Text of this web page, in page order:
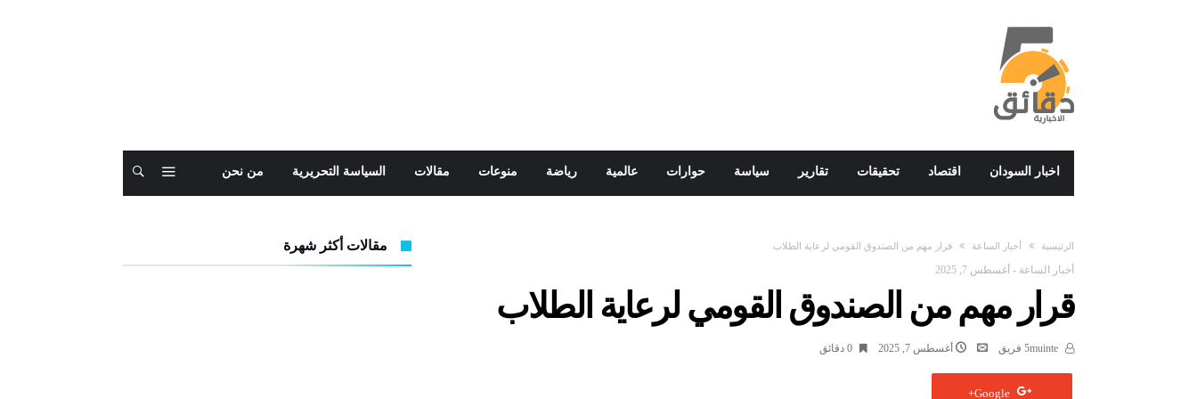
اخبار السودان اقتصاد تحقيقات تقارير سياسة حوارات عالمية رياضة منوعات مقالات السياسة التحريرية من نحن
‫الرئيسية‬ أخبار الساعة قرار مهم من الصندوق القومي لرعاية الطلاب
أخبار الساعة - أغسطس 7, 2025
قرار مهم من الصندوق القومي لرعاية الطلاب
أغسطس 7, 2025 0 ‫دقائق‬
Google+
مقالات أكثر شهرة